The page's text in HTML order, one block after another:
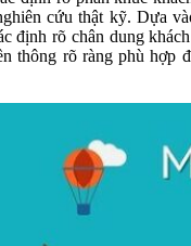
cứu thật kỹ. Dựa
định rõ chân dung
thông rõ ràng phù hợp